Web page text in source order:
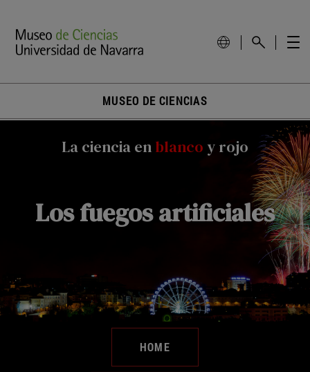
MUSEO DE CIENCIAS
La ciencia en blanco y rojo
Los fuegos artificiales
HOME